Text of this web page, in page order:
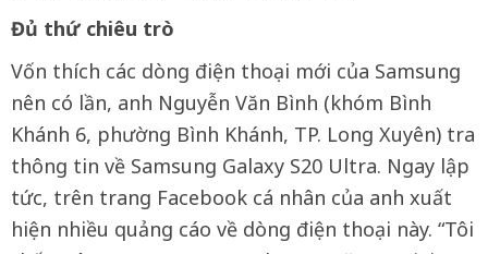
Đủ thứ chiêu trò
Vốn thích các dòng điện thoại mới của Samsung
nên có lần, anh Nguyễn Văn Bình (khóm Bình
Khánh 6, phường Bình Khánh, TP. Long Xuyên) tra
thông tin về Samsung Galaxy S20 Ultra. Ngay lập
tức, trên trang Facebook cá nhân của anh xuất
hiện nhiều quảng cáo về dòng điện thoại này. “Tôi